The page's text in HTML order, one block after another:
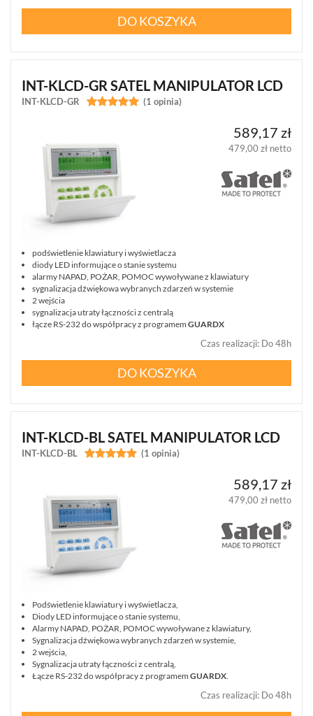
DO KOSZYKA
INT-KLCD-GR SATEL MANIPULATOR LCD
INT-KLCD-GR 
 (1 opinia)
589,17 zł
479,00 zł netto
podświetlenie klawiatury i wyświetlacza
diody LED informujące o stanie systemu
alarmy NAPAD, POŻAR, POMOC wywoływane z klawiatury
sygnalizacja dźwiękowa wybranych zdarzeń w systemie
2 wejścia
sygnalizacja utraty łączności z centralą
łącze RS-232 do współpracy z programem GUARDX
Czas realizacji: Do 48h
DO KOSZYKA
INT-KLCD-BL SATEL MANIPULATOR LCD
INT-KLCD-BL 
 (1 opinia)
589,17 zł
479,00 zł netto
Podświetlenie klawiatury i wyświetlacza,
Diody LED informujące o stanie systemu,
Alarmy NAPAD, POŻAR, POMOC wywoływane z klawiatury,
Sygnalizacja dźwiękowa wybranych zdarzeń w systemie,
2 wejścia,
Sygnalizacja utraty łączności z centralą,
Łącze RS-232 do współpracy z programem GUARDX.
Czas realizacji: Do 48h